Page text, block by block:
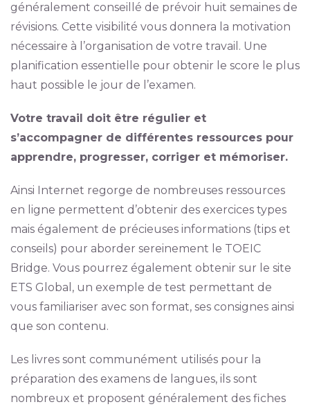
généralement conseillé de prévoir huit semaines de
révisions. Cette visibilité vous donnera la motivation
nécessaire à l’organisation de votre travail. Une
planification essentielle pour obtenir le score le plus
haut possible le jour de l’examen.
Votre travail doit être régulier et
s’accompagner de différentes ressources pour
apprendre, progresser, corriger et mémoriser.
Ainsi Internet regorge de nombreuses ressources
en ligne permettent d’obtenir des exercices types
mais également de précieuses informations (tips et
conseils) pour aborder sereinement le TOEIC
Bridge. Vous pourrez également obtenir sur le site
ETS Global, un exemple de test permettant de
vous familiariser avec son format, ses consignes ainsi
que son contenu.
Les livres sont communément utilisés pour la
préparation des examens de langues, ils sont
nombreux et proposent généralement des fiches